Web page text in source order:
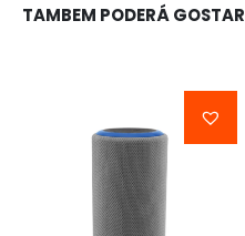
TAMBEM PODERÁ GOSTAR